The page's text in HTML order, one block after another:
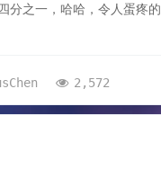
分之一，哈哈，令人蛋疼
2,572